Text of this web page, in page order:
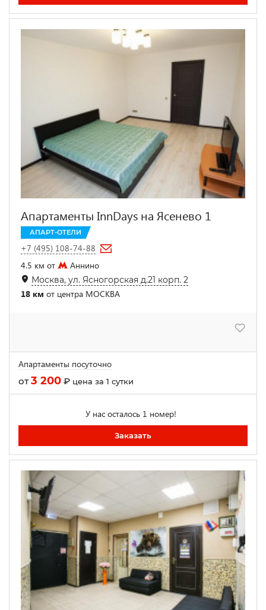
Апартаменты InnDays на Ясенево 1
АПАРТ-ОТЕЛИ
+7 (495) 108-74-88
4.5 км от
Аннино
Москва, ул. Ясногорская д.21 корп. 2
18 км от центра МОСКВА
Апартаменты посуточно
от3 200 ₽ цена за 1 сутки
У нас осталось 1 номер!
Заказать